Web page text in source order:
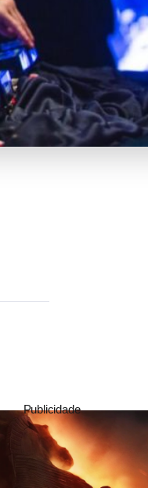
Publicidade